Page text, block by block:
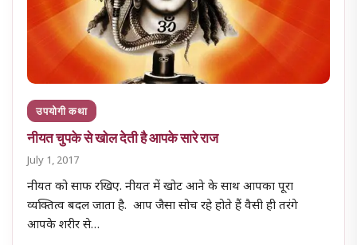
उपयोगी कथा
नीयत चुपके से खोल देती है आपके सारे राज
July 1, 2017
नीयत को साफ रखिए. नीयत में खोट आने के साथ आपका पूरा
व्यक्तित्व बदल जाता है. आप जैसा सोच रहे होते हैं वैसी ही तरंगे
आपके शरीर से…